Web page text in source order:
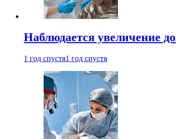
Наблюдается увеличение
1 год спустя1 год спустя